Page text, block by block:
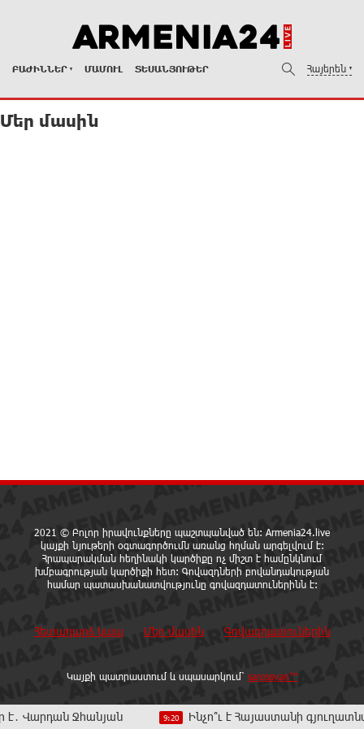
ԲԱԺԻՆՆԵՐ ՄԱՄՈՒԼ ՏԵՍԱՆՅՈՒԹԵՐ Հայերեն
Վարդան Ջհանյան 9:20 Ինչո՞ւ է Հայաստանի
Մեր մասին
2021 © Բոլոր իրավունքները պաշտպանված են: Armenia24.live
կայքի նյութերի օգտագործումն առանց հղման արգելվում է:
Հրապարակման հեղինակի կարծիքը ոչ միշտ է համընկնում
խմբագրության կարծիքի հետ: Գովազդների բովանդակության
համար պատասխանատվությունը գովազդատուներինն է:
Հետադարձ կապ Մեր մասին Գովազդատուներին
Կայքի պատրաստում և սպասարկում՝ sargssyan™